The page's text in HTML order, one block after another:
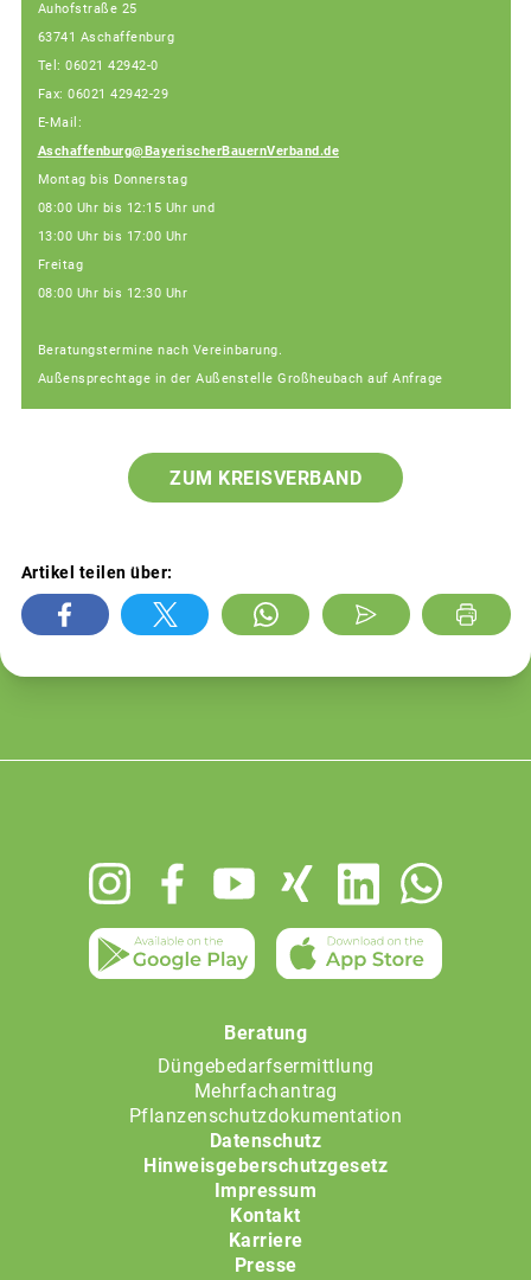
Auhofstraße 25
63741 Aschaffenburg
Tel: 06021 42942-0
Fax: 06021 42942-29
E-Mail:
Aschaffenburg@BayerischerBauernVerband.de
Montag bis Donnerstag
08:00 Uhr bis 12:15 Uhr und
13:00 Uhr bis 17:00 Uhr
Freitag
08:00 Uhr bis 12:30 Uhr
Beratungstermine nach Vereinbarung.
Außensprechtage in der Außenstelle Großheubach auf Anfrage
ZUM KREISVERBAND
Artikel teilen über:
Beratung
Düngebedarfsermittlung
Mehrfachantrag
Pflanzenschutzdokumentation
Datenschutz
Hinweisgeberschutzgesetz
Impressum
Kontakt
Karriere
Presse